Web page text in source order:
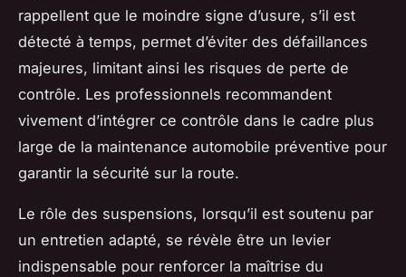
rappellent que le moindre signe d’usure, s’il est
détecté à temps, permet d’éviter des défaillances
majeures, limitant ainsi les risques de perte de
contrôle. Les professionnels recommandent
vivement d’intégrer ce contrôle dans le cadre plus
large de la maintenance automobile préventive pour
garantir la sécurité sur la route.
Le rôle des suspensions, lorsqu’il est soutenu par
un entretien adapté, se révèle être un levier
indispensable pour renforcer la maîtrise du